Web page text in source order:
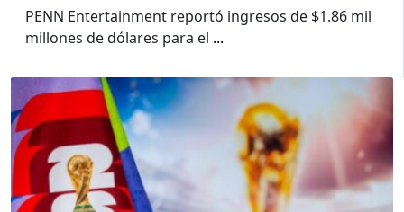
PENN Entertainment reportó ingresos de $1.86 mil
millones de dólares para el ...